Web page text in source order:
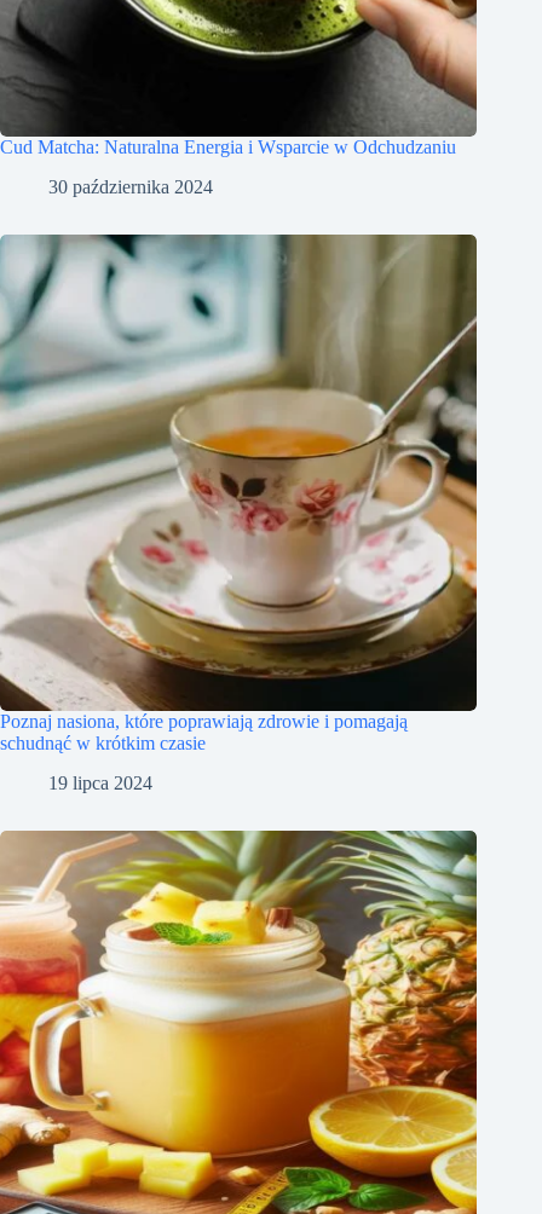
Cud Matcha: Naturalna Energia i Wsparcie w Odchudzaniu
30 października 2024
Poznaj nasiona, które poprawiają zdrowie i pomagają
schudnąć w krótkim czasie
19 lipca 2024